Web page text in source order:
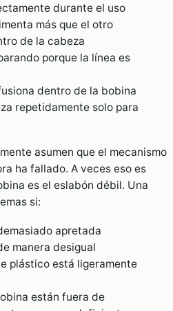
durante el uso
más que el otro
de la cabeza
porque la línea es
dentro de la bobina
repetidamente solo para
asumen que el mecanismo
ha fallado. A veces eso es
es el eslabón débil. Una
si:
apretada
manera desigual
plástico está ligeramente
están fuera de